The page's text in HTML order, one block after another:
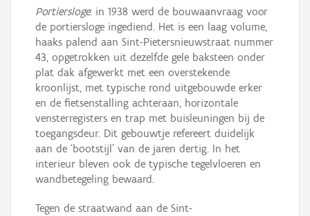
Portiersloge: in 1938 werd de bouwaanvraag voor
de portiersloge ingediend. Het is een laag volume,
haaks palend aan Sint-Pietersnieuwstraat nummer
43, opgetrokken uit dezelfde gele baksteen onder
plat dak afgewerkt met een overstekende
kroonlijst, met typische rond uitgebouwde erker
en de fietsenstalling achteraan, horizontale
vensterregisters en trap met buisleuningen bij de
toegangsdeur. Dit gebouwtje refereert duidelijk
aan de ‘bootstijl’ van de jaren dertig. In het
interieur bleven ook de typische tegelvloeren en
wandbetegeling bewaard.
Tegen de straatwand aan de Sint-